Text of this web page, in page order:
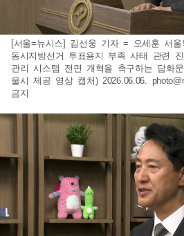
[서울=뉴시스] 김선웅 기자 = 오세훈 서
동시지방선거 투표용지 부족 사태 관련
관리 시스템 전면 개혁을 촉구하는 담화
울시 제공 영상 캡처) 2026.06.06.
금지